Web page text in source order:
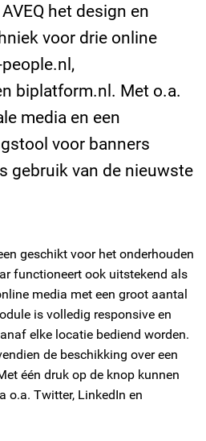
het design en
voor drie online
biplatform.nl. Met o.a.
media en een
voor banners
gebruik van de nieuwste
geschikt voor het onderhouden
functioneert ook uitstekend als
media met een groot aantal
is volledig responsive en
elke locatie bediend worden.
de beschikking over een
één druk op de knop kunnen
o.a. Twitter, LinkedIn en